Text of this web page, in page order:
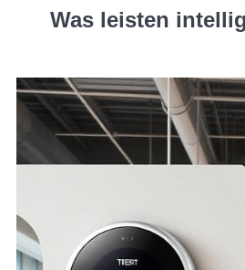
Was leisten